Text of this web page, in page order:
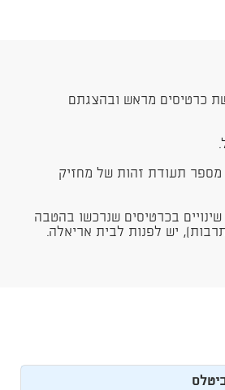
כרטיסים מראש ובהצגתם
תעודת זהות של מחזיק
שינויים בכרטיסים שנרכשו בהטבה
יש לפנות לבית אריאלה.